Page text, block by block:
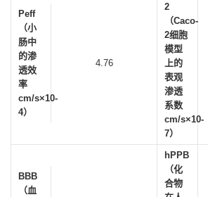
Peff
（小
肠中
的渗
透效
率
cm/s×10-
4）
4.76
2
（Caco-
2细胞
模型
上的
表观
渗透
系数
cm/s×10-
7）
BBB
（血
hPPB
（化
合物